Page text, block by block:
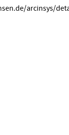
arcinsys/